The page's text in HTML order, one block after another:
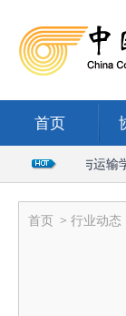
首页
际物流与运输学会
首页 > 行业动态